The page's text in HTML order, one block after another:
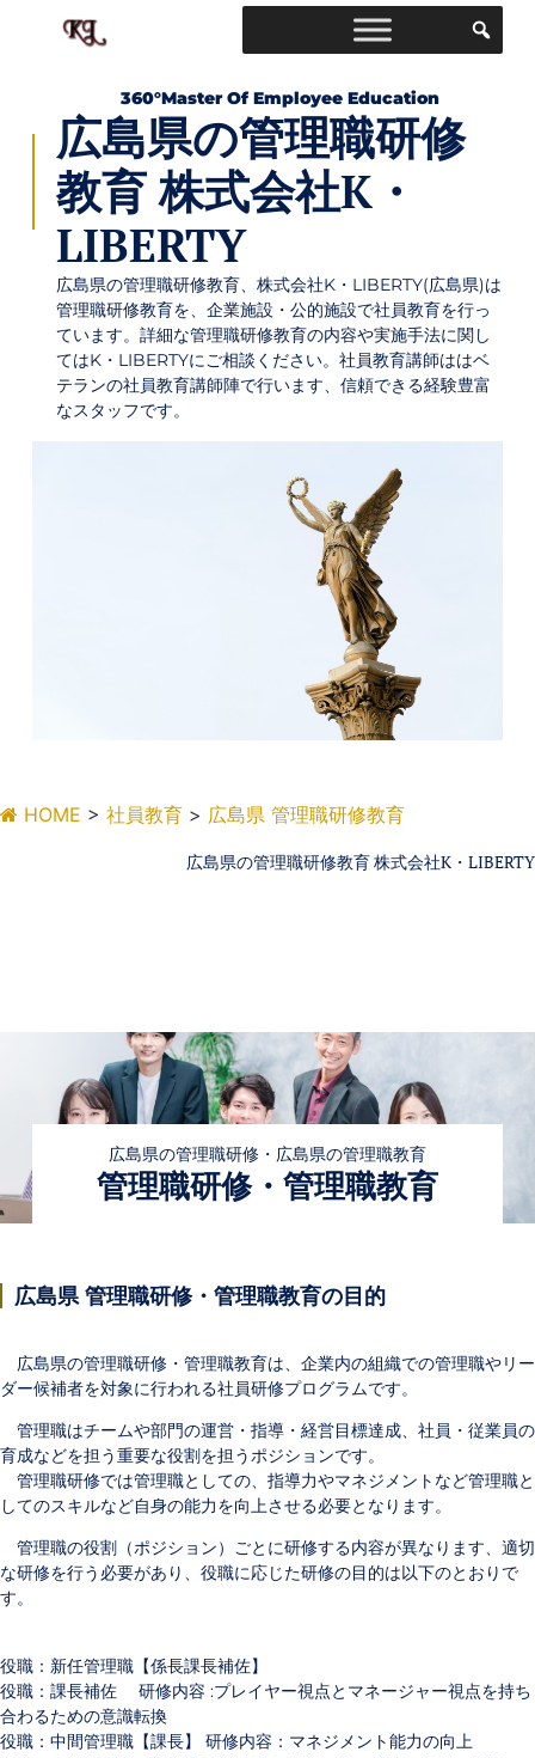
360°master Of Employee Education
広島県の管理職研修
教育 株式会社K・
LIBERTY
広島県の管理職研修教育、株式会社K・LIBERTY(広島県)は
管理職研修教育を、企業施設・公的施設で社員教育を行っ
ています。詳細な管理職研修教育の内容や実施手法に関し
てはK・LIBERTYにご相談ください。社員教育講師ははベ
テランの社員教育講師陣で行います、信頼できる経験豊富
なスタッフです。
HOME > 社員教育 > 広島県 管理職研修教育
広島県の管理職研修教育 株式会社K・LIBERTY
広島県の管理職研修・広島県の管理職教育
管理職研修・管理職教育
広島県 管理職研修・管理職教育の目的
広島県の管理職研修・ 管理職教育は、企業内の組織での管理職やリー
ダー候補者を対象に行われる社員研修プログラムです。
管理職はチームや部門の運営・指導・経営目標達成、社員・従業員の
育成などを担う重要な役割を担うポジションです。
管理職研修では管理職としての、指導力やマネジメントなど管理職と
してのスキルなど自身の能力を向上させる必要となります。
管理職の役割（ポジション）ごとに研修する内容が異なります、適切
な研修を行う必要があり、役職に応じた研修の目的は以下のとおりで
す。
役職： 新任管理職【係長課長補佐】
役職： 課長補佐 研修内容 :プレイヤー視点とマネージャー視点を持ち
合わるための意識転換
役職： 中間管理職 【課長】 研修内容： マネジメント能力の向上